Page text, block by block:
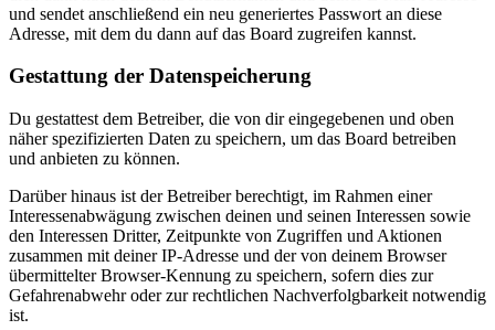
und sendet anschließend ein neu generiertes Passwort an diese
Adresse, mit dem du dann auf das Board zugreifen kannst.
Gestattung der Datenspeicherung
Du gestattest dem Betreiber, die von dir eingegebenen und oben
näher spezifizierten Daten zu speichern, um das Board betreiben
und anbieten zu können.
Darüber hinaus ist der Betreiber berechtigt, im Rahmen einer
Interessenabwägung zwischen deinen und seinen Interessen sowie
den Interessen Dritter, Zeitpunkte von Zugriffen und Aktionen
zusammen mit deiner IP-Adresse und der von deinem Browser
übermittelter Browser-Kennung zu speichern, sofern dies zur
Gefahrenabwehr oder zur rechtlichen Nachverfolgbarkeit notwendig
ist.